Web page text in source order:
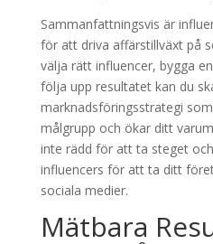
Sammanfattningsvis är
för att driva affärstillväxt på
välja rätt influencer, bygga
följa upp resultatet kan du
marknadsföringsstrategi
målgrupp och ökar ditt
inte rädd för att ta steget
influencers för att ta ditt
sociala medier.
Mätbara